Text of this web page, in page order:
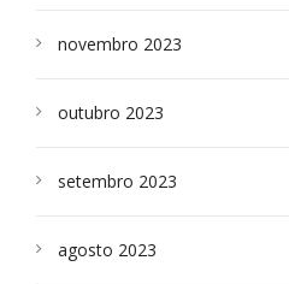
novembro 2023
outubro 2023
setembro 2023
agosto 2023